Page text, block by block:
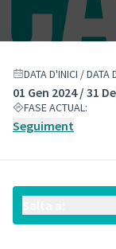
DATA D'INICI / DATA
01 Gen 2024 / 31
FASE ACTUAL:
Seguiment